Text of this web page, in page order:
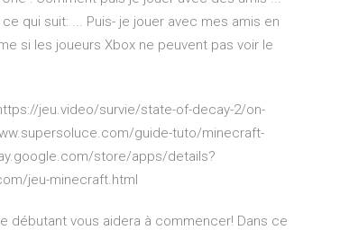
qui suit: ... Puis- je jouer avec mes amis en
si les joueurs Xbox ne peuvent pas voir le
jeu.video/survie/state-of-decay-2/on-
guide-tuto/minecraft-
store/apps/details?
jeu-minecraft.html
débutant vous aidera à commencer! Dans ce